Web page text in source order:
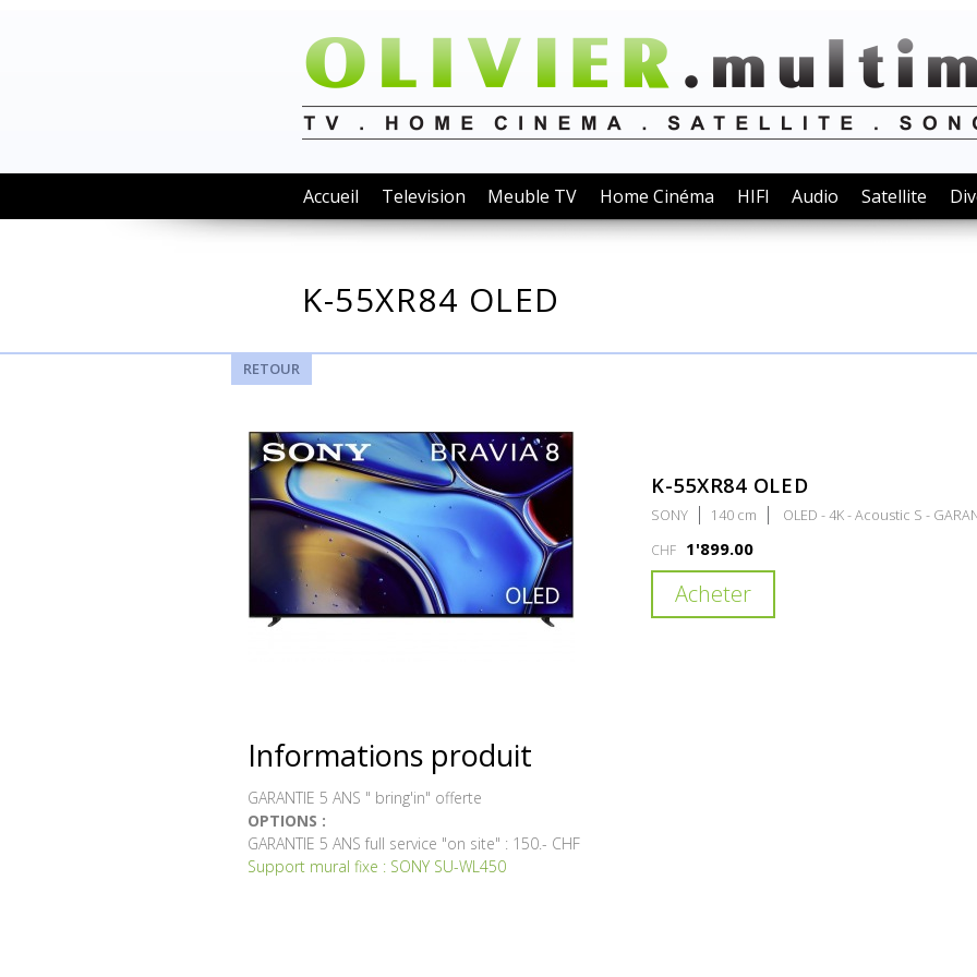
Accueil Television Meuble TV Home Cinéma HIFI Audio Satellite
K-55XR84 OLED
RETOUR
K-55XR84 OLED
SONY 140 cm
OLED - 4K - Acoustic S -
CHF 1'899.00
Acheter
new
Informations produit
GARANTIE 5 ANS " bring'in" offerte
OPTIONS :
GARANTIE 5 ANS full service "on site" : 150.- CHF
Support mural fixe : SONY SU-WL450